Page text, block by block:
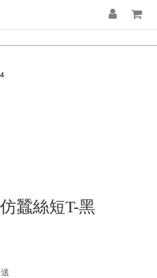
蠶絲短T-黑